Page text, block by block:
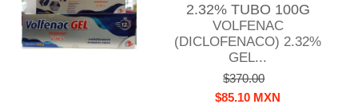
2.32% TUBO 100G
VOLFENAC
(DICLOFENACO) 2.32%
GEL...
$370.00
$85.10 MXN